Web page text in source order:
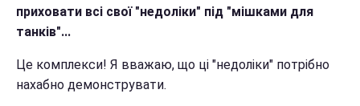
приховати всі свої "недоліки" під "мішками для
танків"...
Це комплекси! Я вважаю, що ці "недоліки" потрібно
нахабно демонструвати.